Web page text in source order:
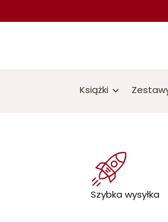
Książki
Szybka wysyłka